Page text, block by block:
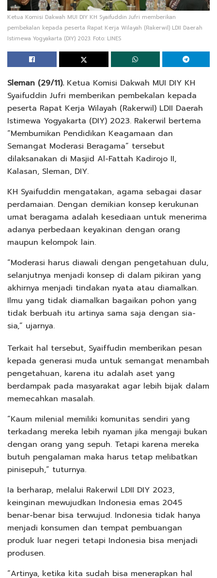
Ketua Komisi Dakwah MUI DIY KH Syaifuddin Jufri memberikan
pembekalan kepada peserta Rapat Kerja Wilayah (Rakerwil) LDII Daerah
Istimewa Yogyakarta (DIY) 2023. Foto: LINES
Sleman (29/11).Ketua Komisi Dakwah MUI DIY KH
Syaifuddin Jufri memberikan pembekalan kepada
peserta Rapat Kerja Wilayah (Rakerwil) LDII Daerah
Istimewa Yogyakarta (DIY) 2023. Rakerwil bertema
“Membumikan Pendidikan Keagamaan dan
Semangat Moderasi Beragama” tersebut
dilaksanakan di Masjid Al-Fattah Kadirojo II,
Kalasan, Sleman, DIY.
KH Syaifuddin mengatakan, agama sebagai dasar
perdamaian. Dengan demikian konsep kerukunan
umat beragama adalah kesediaan untuk menerima
adanya perbedaan keyakinan dengan orang
maupun kelompok lain.
“Moderasi harus diawali dengan pengetahuan dulu,
selanjutnya menjadi konsep di dalam pikiran yang
akhirnya menjadi tindakan nyata atau diamalkan.
Ilmu yang tidak diamalkan bagaikan pohon yang
tidak berbuah itu artinya sama saja dengan sia-
sia,” ujarnya.
Terkait hal tersebut, Syaiffudin memberikan pesan
kepada generasi muda untuk semangat menambah
pengetahuan, karena itu adalah aset yang
berdampak pada masyarakat agar lebih bijak dalam
memecahkan masalah.
“Kaum milenial memiliki komunitas sendiri yang
terkadang mereka lebih nyaman jika mengaji bukan
dengan orang yang sepuh. Tetapi karena mereka
butuh pengalaman maka harus tetap melibatkan
pinisepuh,” tuturnya.
Ia berharap, melalui Rakerwil LDII DIY 2023,
keinginan mewujudkan Indonesia emas 2045
benar-benar bisa terwujud. Indonesia tidak hanya
menjadi konsumen dan tempat pembuangan
produk luar negeri tetapi Indonesia bisa menjadi
produsen.
“Artinya, ketika kita sudah bisa menerapkan hal